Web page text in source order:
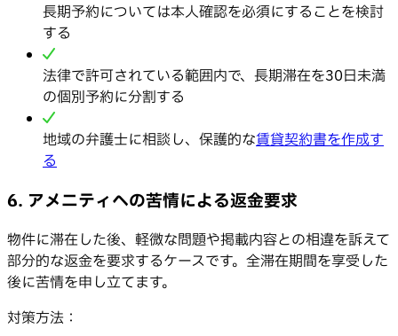
長期予約については本人確認を必須にすることを検討
する
法律で許可されている範囲内で、長期滞在を30日未満
の個別予約に分割する
地域の弁護士に相談し、保護的な賃貸契約書を作成す
る
6. アメニティへの苦情による返金要求
物件に滞在した後、軽微な問題や掲載内容との相違を訴えて
部分的な返金を要求するケースです。全滞在期間を享受した
後に苦情を申し立てます。
対策方法：